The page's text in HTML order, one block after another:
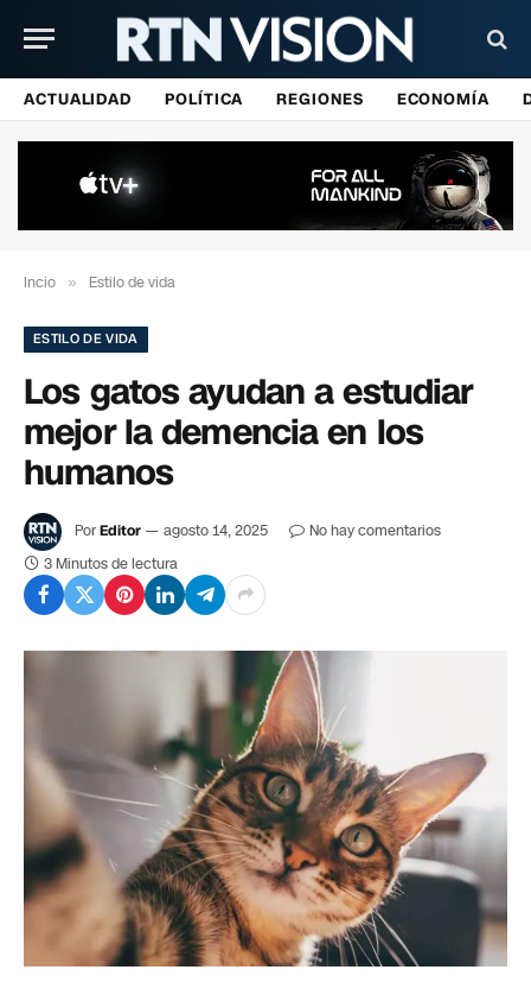
ACTUALIDAD POLÍTICA REGIONES ECONOMÍA
Incio » Estilo de vida
ESTILO DE VIDA
Los gatos ayudan a estudiar
mejor la demencia en los
humanos
PorEditor agosto 14, 2025
No hay comentarios
3 Minutos de lectura